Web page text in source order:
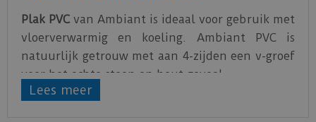
Plak PVC van Ambiant is ideaal voor gebruik met
vloerverwarmig en koeling. Ambiant PVC is
natuurlijk getrouw met aan 4-zijden een v-groef
voor het echte steen en hout gevoel.
PVC van Ambiant is verkrijgbaar is verschillende
Lees meer